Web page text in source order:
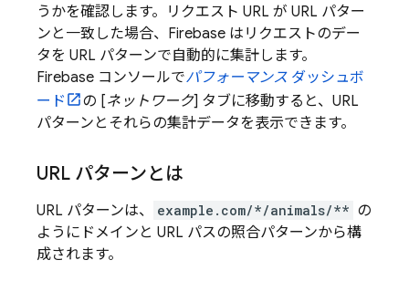
うかを確認します。リクエスト URL が URL パター
ンと一致した場合、Firebase はリクエストのデー
タを URL パターンで自動的に集計します。
Firebase コンソールでパフォーマンス ダッシュボ
ード
の [ネットワーク] タブに移動すると、URL
パターンとそれらの集計データを表示できます。
URL パターンとは
URL パターンは、 example.com/*/animals/** の
ようにドメインと URL パスの照合パターンから構
成されます。